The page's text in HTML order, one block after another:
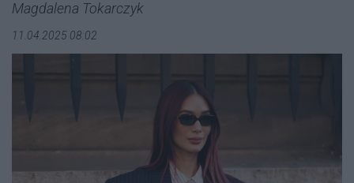
Magdalena Tokarczyk
11.04.2025 08:02